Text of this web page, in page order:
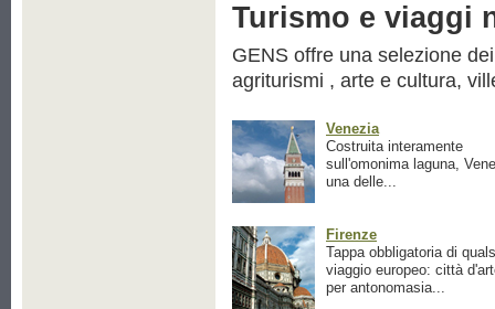
Turismo e viaggi
GENS offre una selezione
agriturismi , arte e cultura,
Venezia
Costruita interamente
sull'omonima laguna,
una delle...
Firenze
Tappa obbligatoria di
viaggio europeo: città
per antonomasia...